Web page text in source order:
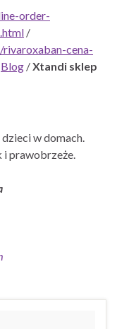
order-
/
cena-
Blog /Xtandi sklep
w domach.
i prawobrzeże.